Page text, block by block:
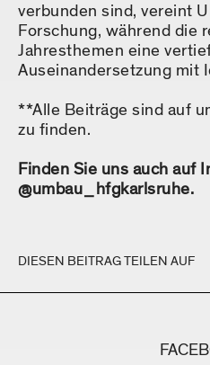
verbunden sind, vereint
Forschung, während die
Jahresthemen eine
Auseinandersetzung mit
**Alle Beiträge sind auf
zu finden.
Finden Sie uns auch auf
@umbau_hfgkarlsruhe.
DIESEN BEITRAG TEILEN AUF